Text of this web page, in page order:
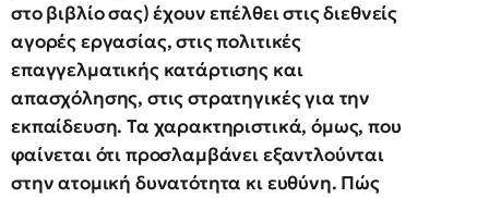
στο βιβλίο σας) έχουν επέλθει στις διεθνείς
αγορές εργασίας, στις πολιτικές
επαγγελματικής κατάρτισης και
απασχόλησης, στις στρατηγικές για την
εκπαίδευση. Τα χαρακτηριστικά, όμως, που
φαίνεται ότι προσλαμβάνει εξαντλούνται
στην ατομική δυνατότητα κι ευθύνη. Πώς